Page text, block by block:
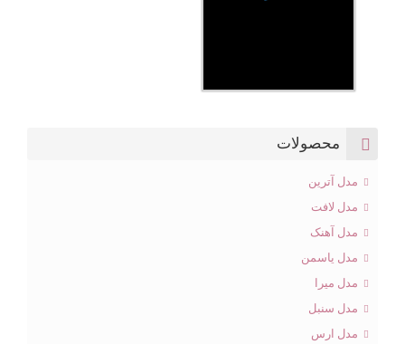
محصولات
مدل آترین
مدل لافت
مدل آهنک
مدل یاسمن
مدل میرا
مدل سنبل
مدل ارس